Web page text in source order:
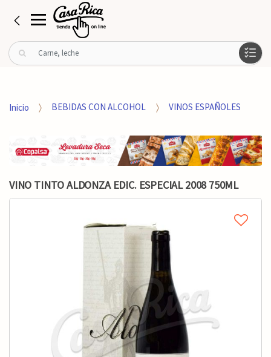
B
u
rInicio BEBIDAS CON ALCOHOL VINOS ESPAÑOLES
VINO TINTO ALDONZA EDIC. ESPECIAL 2008 750ML